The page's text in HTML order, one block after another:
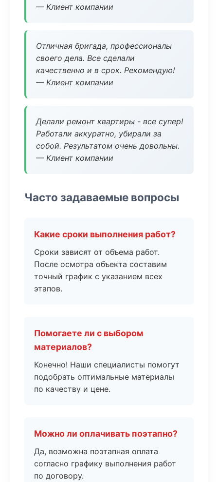
— Клиент компании
Отличная бригада, профессионалы
своего дела. Все сделали
качественно и в срок. Рекомендую!
— Клиент компании
Делали ремонт квартиры - все супер!
Работали аккуратно, убирали за
собой. Результатом очень довольны.
— Клиент компании
Часто задаваемые вопросы
Какие сроки выполнения работ?
Сроки зависят от объема работ.
После осмотра объекта составим
точный график с указанием всех
этапов.
Помогаете ли с выбором
материалов?
Конечно! Наши специалисты помогут
подобрать оптимальные материалы
по качеству и цене.
Можно ли оплачивать поэтапно?
Да, возможна поэтапная оплата
согласно графику выполнения работ
по договору.